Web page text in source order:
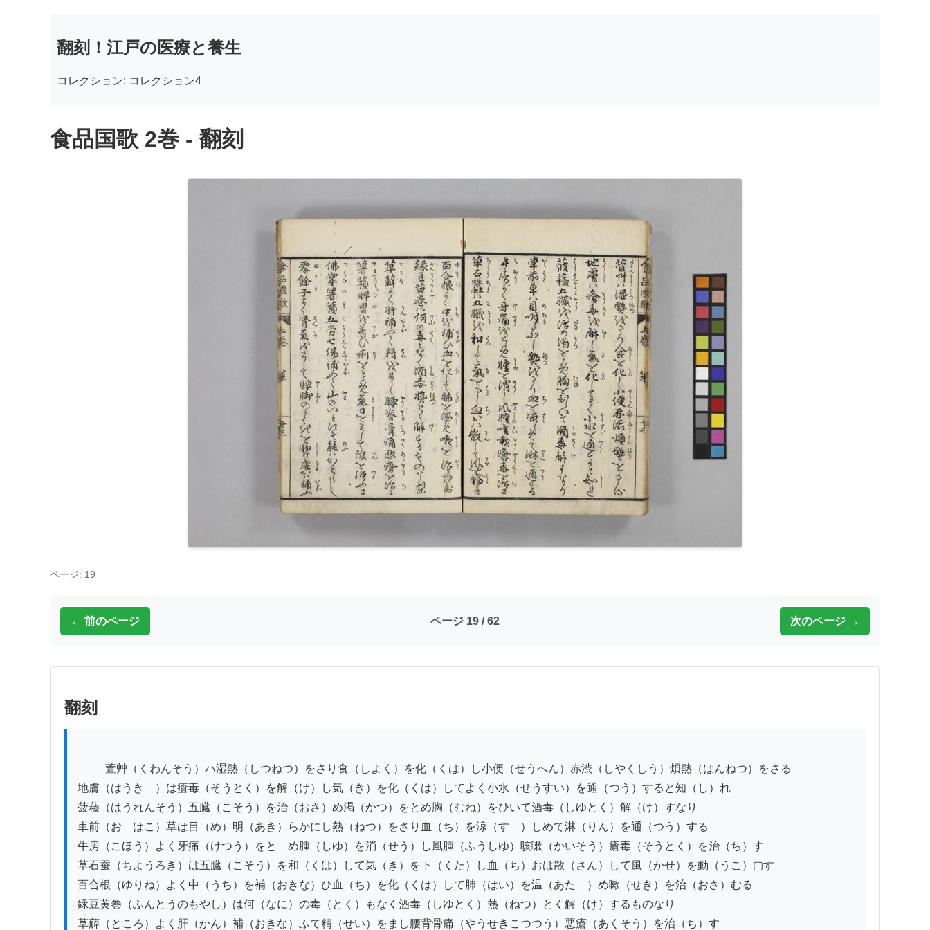
翻刻！江戸の医療と養生
コレクション: コレクション4
食品国歌 2巻 - 翻刻
ページ: 19
← 前のページ ページ 19 / 62 次のページ →
翻刻
地膚（はうきゝ）は瘡毒（そうとく）を解（け）し気（き）を化（くは）してよく小水（せうすい）を通（つう）すると知（し）れ
菠薐（はうれんそう）五臓（こそう）を治（おさ）め渇（かつ）をとめ胸（むね）をひいて酒毒（しゆとく）解（け）すなり
車前（おゝはこ）草は目（め）明（あき）らかにし熱（ねつ）をさり血（ち）を涼（すゝ）しめて淋（りん）を通（つう）する
牛房（こほう）よく牙痛（けつう）をとゝめ腫（しゆ）を消（せう）し風腫（ふうしゆ）咳嗽（かいそう）瘡毒（そうとく）を治（ち）す
草石蚕（ちようろき）は五臓（こそう）を和（くは）して気（き）を下（くた）し血（ち）おは散（さん）して風（かせ）を動（うこ）▢す
百合根（ゆりね）よく中（うち）を補（おきな）ひ血（ち）を化（くは）して肺（はい）を温（あたゝ）め嗽（せき）を治（おさ）むる
緑豆黄巻（ふんとうのもやし）は何（なに）の毒（とく）もなく酒毒（しゆとく）熱（ねつ）とく解（け）するものなり
草薢（ところ）よく肝（かん）補（おきな）ふて精（せい）をまし腰背骨痛（やうせきこつつう）悪瘡（あくそう）を治（ち）す